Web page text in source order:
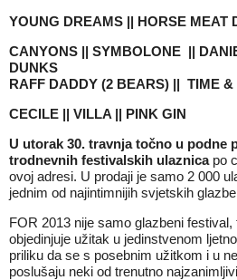
YOUNG DREAMS || HORSE MEAT
CANYONS || SYMBOLONE ||
DUNKS
RAFF DADDY (2 BEARS) || TIME &
CECILE || VILLA || PINK GIN
U utorak 30. travnja točno u podne
trodnevnih festivalskih ulaznicapo
ovoj adresi. U prodaji je samo 2 000
jednim od najintimnijih svjetskih
FOR 2013 nije samo glazbeni
objedinjuje užitak u jedinstvenom
priliku da se s posebnim užitkom i u
poslušaju neki od trenutno